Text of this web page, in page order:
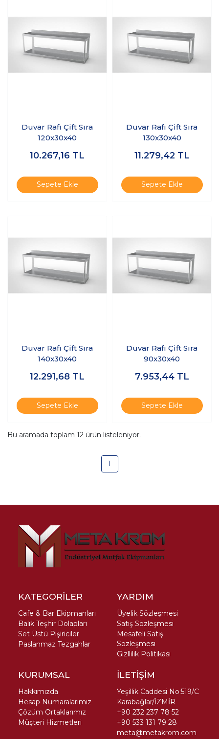
Duvar Rafı Çift Sıra
120x30x40
10.267,16 TL
Sepete Ekle
Duvar Rafı Çift Sıra
130x30x40
11.279,42 TL
Sepete Ekle
Duvar Rafı Çift Sıra
140x30x40
12.291,68 TL
Sepete Ekle
Duvar Rafı Çift Sıra
90x30x40
7.953,44 TL
Sepete Ekle
Bu aramada toplam 12 ürün listeleniyor.
1
KATEGORİLER
Cafe & Bar Ekipmanları
Balık Teşhir Dolapları
Set Üstü Pişiriciler
Paslanmaz Tezgahlar
YARDIM
Üyelik Sözleşmesi
Satış Sözleşmesi
Mesafeli Satış
Sözleşmesi
Gizllilik Politikası
KURUMSAL
Hakkımızda
Hesap Numaralarımız
Çözüm Ortaklarımız
Müşteri Hizmetleri
İLETİŞİM
Yeşillik Caddesi No:519/C
Karabağlar/İZMİR
+90 232 237 78 52
+90 533 131 79 28
meta@metakrom.com